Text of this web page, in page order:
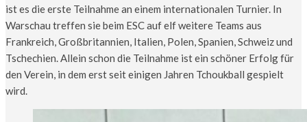
ist es die erste Teilnahme an einem internationalen Turnier. In
Warschau treffen sie beim ESC auf elf weitere Teams aus
Frankreich, Großbritannien, Italien, Polen, Spanien, Schweiz und
Tschechien. Allein schon die Teilnahme ist ein schöner Erfolg für
den Verein, in dem erst seit einigen Jahren Tchoukball gespielt
wird.